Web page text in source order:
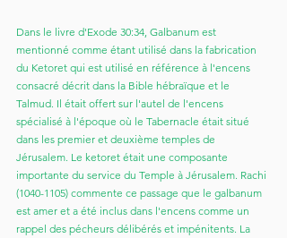
Dans le livre d'Exode 30:34, Galbanum est
mentionné comme étant utilisé dans la fabrication
du Ketoret qui est utilisé en référence à l'encens
consacré décrit dans la Bible hébraïque et le
Talmud. Il était offert sur l'autel de l'encens
spécialisé à l'époque où le Tabernacle était situé
dans les premier et deuxième temples de
Jérusalem. Le ketoret était une composante
importante du service du Temple à Jérusalem. Rachi
(1040-1105) commente ce passage que le galbanum
est amer et a été inclus dans l'encens comme un
rappel des pécheurs délibérés et impénitents. La